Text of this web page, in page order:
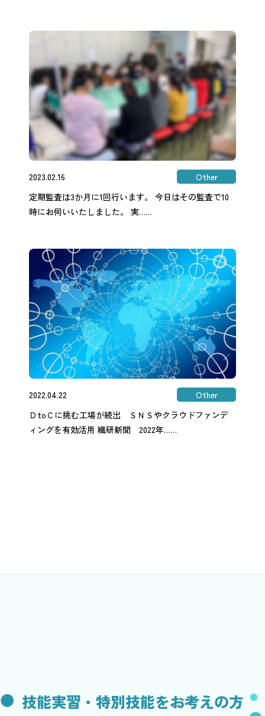
2023.02.16
Other
定期監査は3か月に1回行います。 今日はその監査で10
時にお伺いいたしました。 実……
2022.04.22
Other
ＤtoＣに挑む工場が続出 ＳＮＳやクラウドファンデ
ィングを有効活用 繊研新聞 2022年……
技能実習・特別技能をお考えの方